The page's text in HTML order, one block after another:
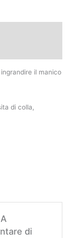
il manico
di colla,
di